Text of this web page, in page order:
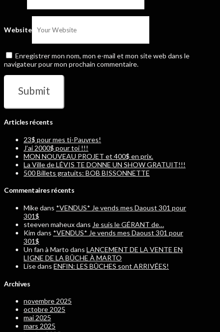
Website
Enregistrer mon nom, mon e-mail et mon site web dans le
navigateur pour mon prochain commentaire.
Articles récents
23$ pour mes ti-Pauvres!
J’ai 2000$ pour toi !!!
MON NOUVEAU PROJET et 400$ en prix.
La Ville de LÉVIS TE DONNE UN SHOW GRATUIT!!!
500 Billets gratuits: BOB BISSONNETTE
Commentaires récents
Mikedans *VENDUS* Je vends mes Daoust 301 pour
301$
steeven maheuxdans Je suis le GÉRANT de…
Kim dans *VENDUS* Je vends mes Daoust 301 pour
301$
Un fan à Marto dans LANCEMENT DE LA VENTE EN
LIGNE DE LA BÛCHE À MARTO
Lisedans ENFIN: LES BÛCHES sont ARRIVÉES!
Archives
novembre 2025
octobre 2025
mai 2025
mars 2025